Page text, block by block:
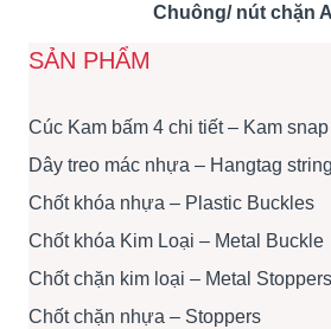
Chuông/ nút chặn
SẢN PHẨM
Cúc Kam bấm 4 chi tiết – Kam
Dây treo mác nhựa – Hangtag string
Chốt khóa nhựa – Plastic Buckles
Chốt khóa Kim Loại – Metal Buckle
Chốt chặn kim loại – Metal Stoppers
Chốt chặn nhựa – Stoppers